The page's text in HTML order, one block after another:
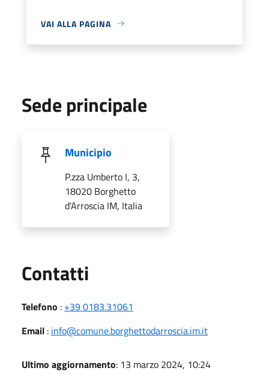
VAI ALLA PAGINA
Sede principale
Municipio
P.zza Umberto I, 3,
18020 Borghetto
d'Arroscia IM, Italia
Contatti
Telefono : +39 0183.31061
Email : info@comune.borghettodarroscia.im.it
Ultimo aggiornamento: 13 marzo 2024, 10:24